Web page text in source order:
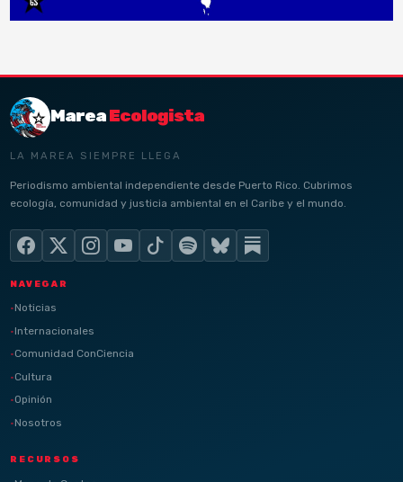
MareaEcologista
LA MAREA SIEMPRE LLEGA
Periodismo ambiental independiente desde Puerto Rico. Cubrimos
ecología, comunidad y justicia ambiental en el Caribe y el mundo.
NAVEGAR
Noticias
Internacionales
Comunidad ConCiencia
Cultura
Opinión
Nosotros
RECURSOS